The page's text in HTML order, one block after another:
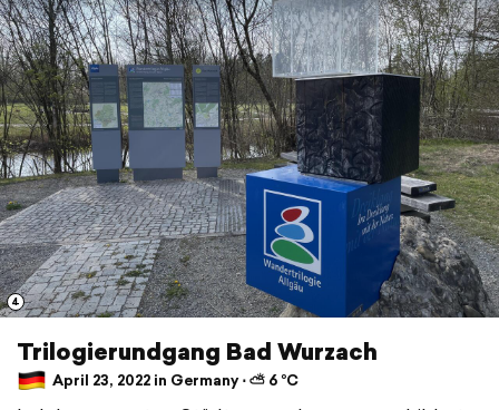
4
Trilogierundgang Bad Wurzach
April 23, 2022 in Germany ⋅ ⛅ 6 °C